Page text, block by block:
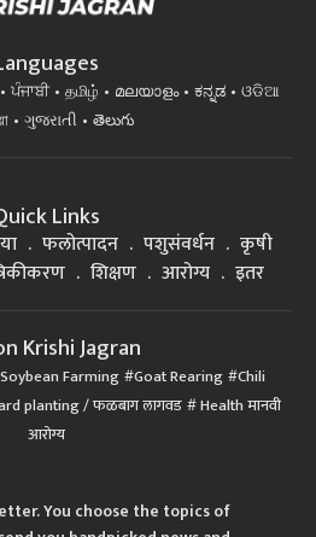
ਪੰਜਾਬੀ தமிழ் മലയാളം ಕನ್ನಡ
ଓଡିଆ
ગુજરાતી తెలుగు
Links
फलोत्पादन पशुसंवर्धन
कृषी
शिक्षण आरोग्य इतर
Krishi Jagran
Soybean Farming Goat Rearing Chili
planting / फळबाग लागवड Health मानवी
आरोग्य
You choose the topics of